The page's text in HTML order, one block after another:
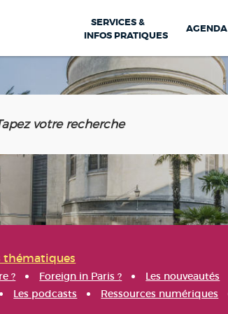
SERVICES &
INFOS PRATIQUES
AGENDA
thématiques
? Foreign in Paris ? Les nouveautés
Les podcasts Ressources numériques